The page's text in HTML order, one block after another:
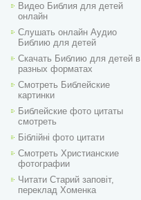
Видео Библия для детей
онлайн
Слушать онлайн Аудио
Библию для детей
Скачать Библию для детей в
разных форматах
Смотреть Библейские
картинки
Библейские фото цитаты
смотреть
Біблійні фото цитати
Смотреть Христианские
фотографии
Читати Старий заповіт,
переклад Хоменка